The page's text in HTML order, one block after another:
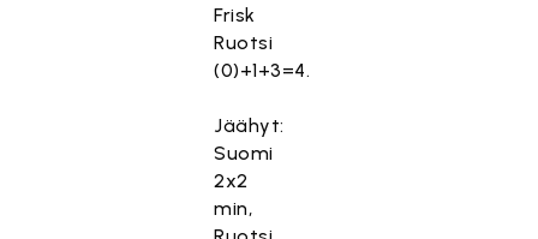
Frisk
Ruotsi
(0)+1+3=4.
Jäähyt:
Suomi
2x2
min,